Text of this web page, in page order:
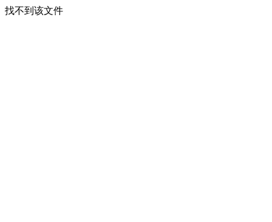
找不到该文件